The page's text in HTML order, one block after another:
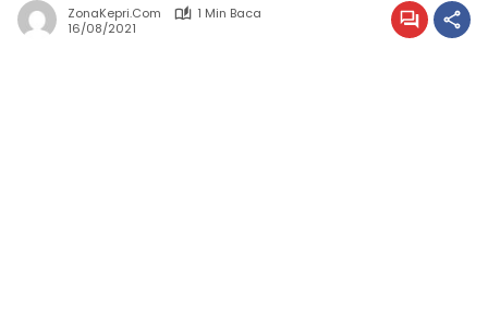
ZonaKepri.com
1 Min Baca
16/08/2021